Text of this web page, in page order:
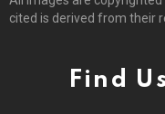
cited is derived from their
Find